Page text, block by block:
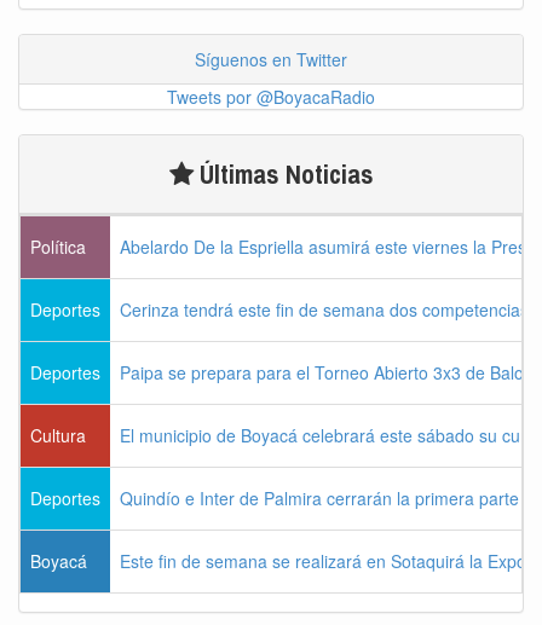
Síguenos en Twitter
Tweets por @BoyacaRadio
Últimas Noticias
Política Abelardo De la Espriella asumirá este viernes la
Deportes Cerinza tendrá este fin de semana dos competencias
Deportes Paipa se prepara para el Torneo Abierto 3x3 de
Cultura El municipio de Boyacá celebrará este sábado su
Deportes Quindío e Inter de Palmira cerrarán la primera parte
Boyacá Este fin de semana se realizará en Sotaquirá la